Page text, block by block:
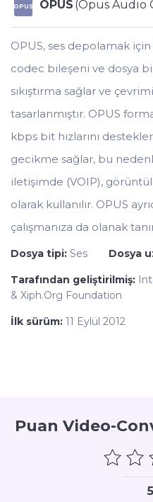
OPUS OPUS (Opus Audio
OPUS, ses depolamak için
codec bileşeni ve dosya
sıkıştırma sağlar ve
tasarlanmıştır. OPUS
kbps bit hızlarını
gecikme sağlar, bu
iletişimde (VOIP),
olarak kullanılır. OPUS
çalışmanıza da olanak
Dosya tipi: Ses Dosya
Tarafından geliştirilmiş:
& Xiph.Org Foundation
İlk sürüm: 11 Eylül 2012
Puan Video-
5